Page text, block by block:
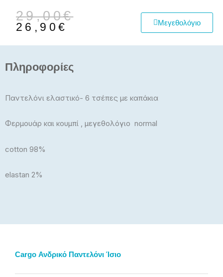
29,00€
Original
price
was:
29,00€.
26,90 €
Η
τρέχουσα
τιμή
είναι:
26,90€.
Μεγεθολόγιο
Πληροφορίες
Παντελόνι ελαστικό- 6 τσέπες με καπάκια
Φερμουάρ και κουμπί , μεγεθολόγιο normal
cotton 98%
elastan 2%
Cargo Ανδρικό Παντελόνι Ίσιο